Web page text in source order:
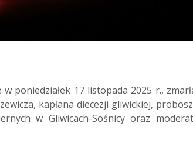
poniedziałek 17 listopada 2025 r.,
kapłana diecezji gliwickiej,
w Gliwicach-Sośnicy oraz